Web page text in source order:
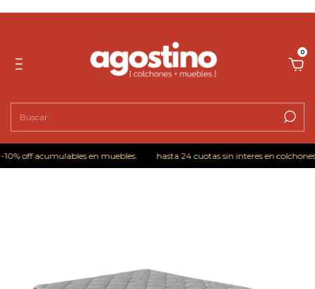
0
off acumulables en muebles. hasta 24 cuotas sin interes en colchones!